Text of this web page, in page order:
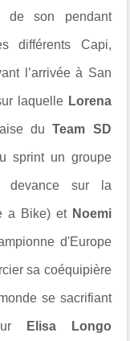
de son pendant
différents Capi,
l’arrivée à San
laquelle Lorena
duTeam SD
sprint un groupe
devance sur la
a Bike) et Noemi
d'Europe
sa coéquipière
se sacrifiant
Elisa Longo